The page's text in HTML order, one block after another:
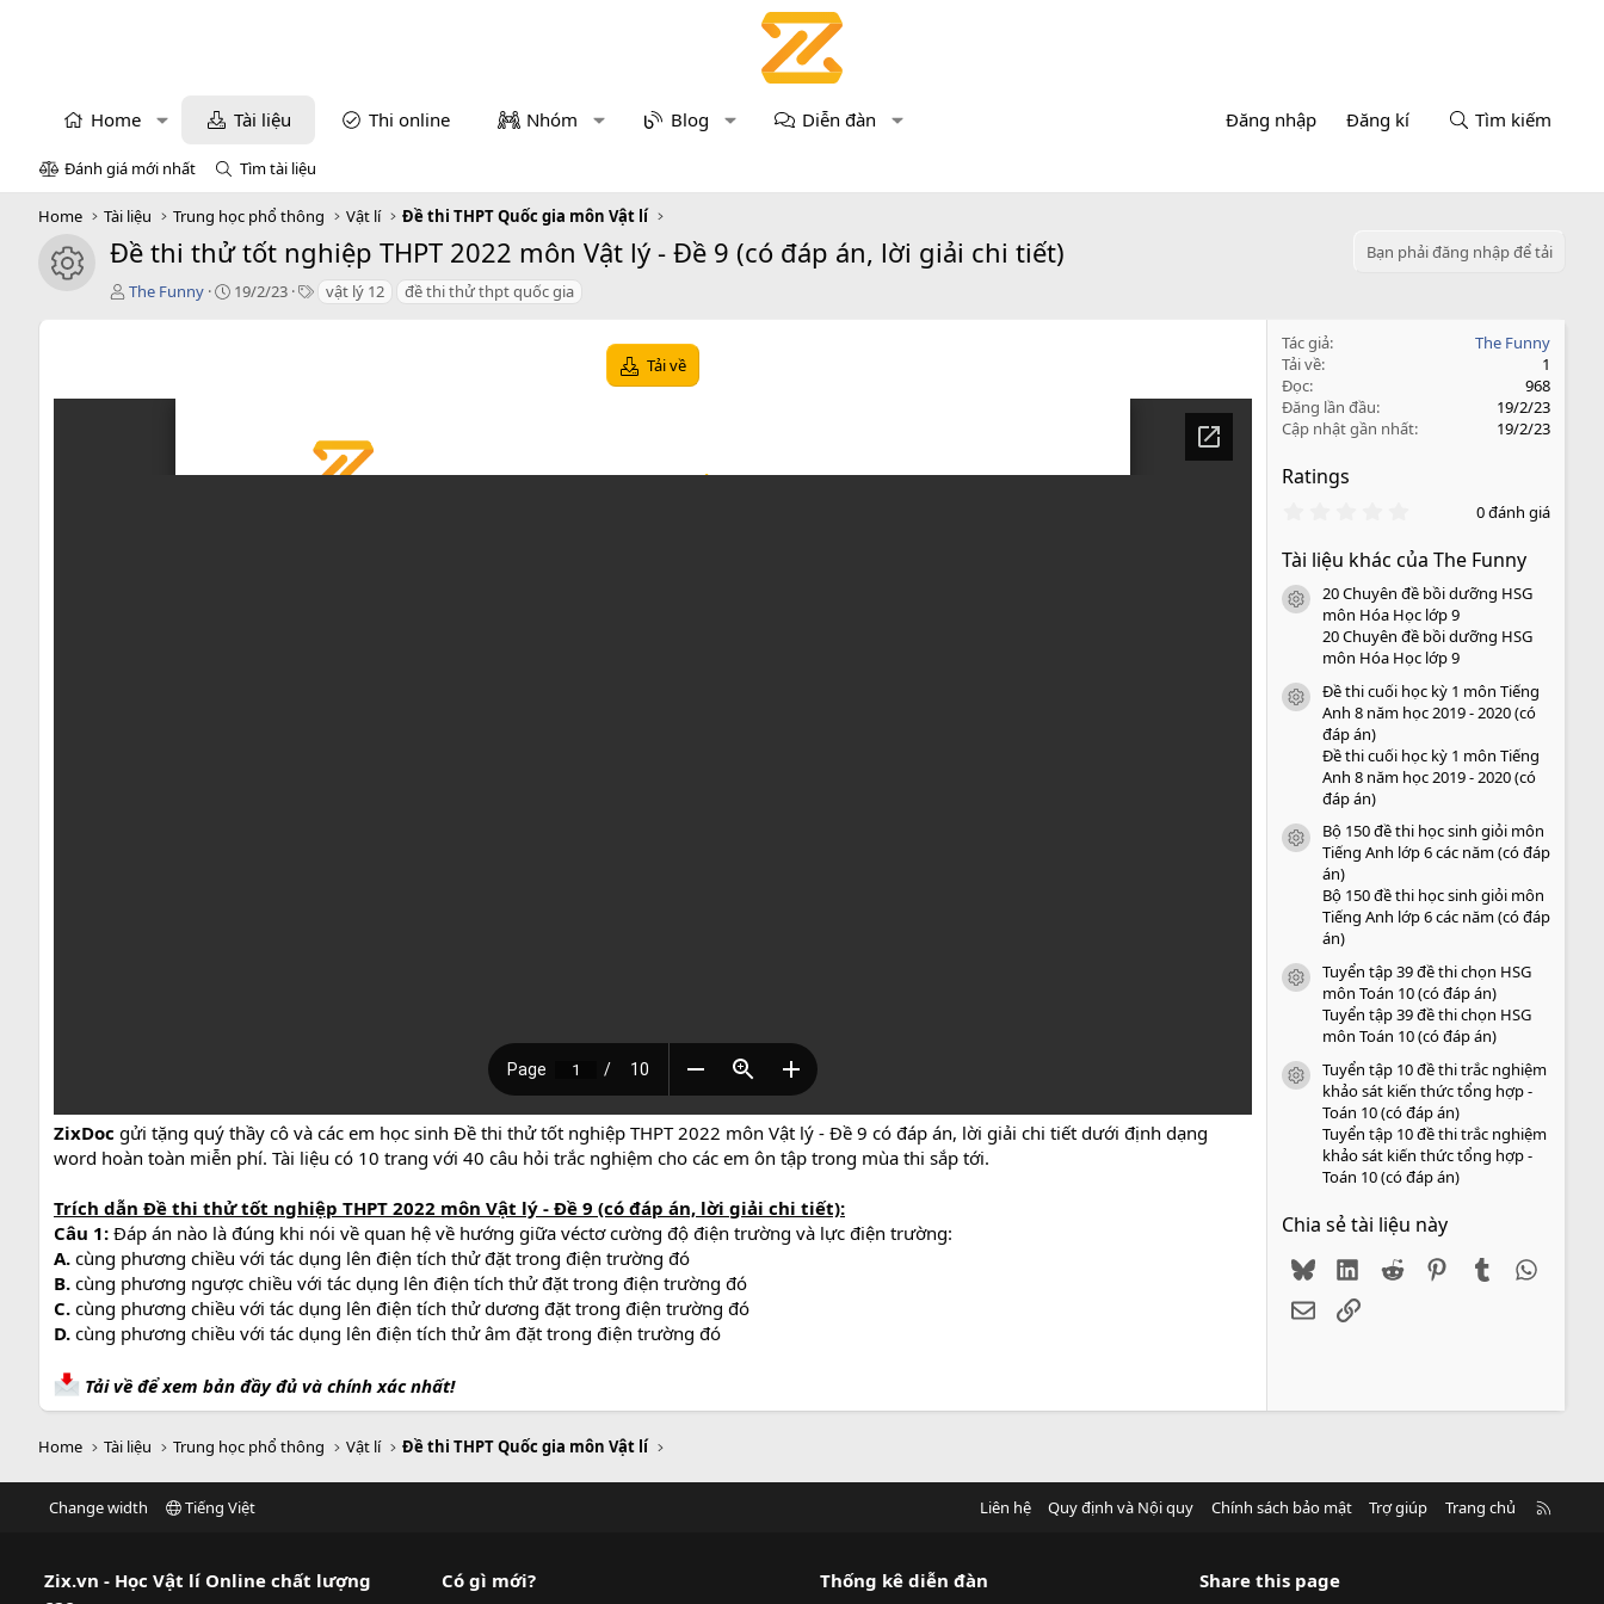
Home Tài liệu Thi online Nhóm Blog Diễn đàn Đăng nhập Đăng kí Tìm kiếm
Đánh giá mới nhất Tìm tài liệu
Home Tài liệu Trung học phổ thông Vật lí Đề thi THPT Quốc gia môn Vật lí
icon tài liệu
Đề thi thử tốt nghiệp THPT 2022 môn Vật lý - Đề 9 (có đáp án, lời giải chi tiết)
Bạn phải đăng nhập để tải
T
ả
The Funny
C19/2/23
T vật lý 12 đề thi thử thpt quốc gia
Tải về
ZixDoc gửi tặng quý thầy cô và các em học sinh Đề thi thử tốt nghiệp THPT 2022 môn Vật lý - Đề 9 có đáp án, lời giải chi tiết dưới định dạng
word hoàn toàn miễn phí. Tài liệu có 10 trang với 40 câu hỏi trắc nghiệm cho các em ôn tập trong mùa thi sắp tới.
Trích dẫn Đề thi thử tốt nghiệp THPT 2022 môn Vật lý - Đề 9 (có đáp án, lời giải chi tiết):
Câu 1: Đáp án nào là đúng khi nói về quan hệ về hướng giữa véctơ cường độ điện trường và lực điện trường:
A. cùng phương chiều với tác dụng lên điện tích thử đặt trong điện trường đó
B. cùng phương ngược chiều với tác dụng lên điện tích thử đặt trong điện trường đó
C. cùng phương chiều với tác dụng lên điện tích thử dương đặt trong điện trường đó
D. cùng phương chiều với tác dụng lên điện tích thử âm đặt trong điện trường đó
Tải về để xem bản đầy đủ và chính xác nhất!
Tác giả
The Funny
Tải về
1
Đọc
968
Đăng lần đầu
19/2/23
Cập nhật gần nhất
19/2/23
Ratings
0
0
s
a
o
0 đánh giá
Tài liệu khác của The Funny
icon tài liệu
20 Chuyên đề bồi dưỡng HSG
môn Hóa Học lớp 9
20 Chuyên đề bồi dưỡng HSG
môn Hóa Học lớp 9
icon tài liệu
Đề thi cuối học kỳ 1 môn Tiếng
Anh 8 năm học 2019 - 2020 (có
đáp án)
Đề thi cuối học kỳ 1 môn Tiếng
Anh 8 năm học 2019 - 2020 (có
đáp án)
icon tài liệu
Bộ 150 đề thi học sinh giỏi môn
Tiếng Anh lớp 6 các năm (có đáp
án)
Bộ 150 đề thi học sinh giỏi môn
Tiếng Anh lớp 6 các năm (có đáp
án)
icon tài liệu
Tuyển tập 39 đề thi chọn HSG
môn Toán 10 (có đáp án)
Tuyển tập 39 đề thi chọn HSG
môn Toán 10 (có đáp án)
icon tài liệu
Tuyển tập 10 đề thi trắc nghiệm
khảo sát kiến thức tổng hợp -
Toán 10 (có đáp án)
Tuyển tập 10 đề thi trắc nghiệm
khảo sát kiến thức tổng hợp -
Toán 10 (có đáp án)
Chia sẻ tài liệu này
BlueskyLinkedIn
Reddit PinterestTumblr
EmailLink
Home Tài liệu Trung học phổ thông Vật lí Đề thi THPT Quốc gia môn Vật lí
Change width Tiếng Việt Liên hệ Quy định và Nội quy Chính sách bảo mật Trợ giúp Trang chủ
Zix.vn - Học Vật lí Online chất lượng
Có gì mới? Thống kê diễn đàn Share this page